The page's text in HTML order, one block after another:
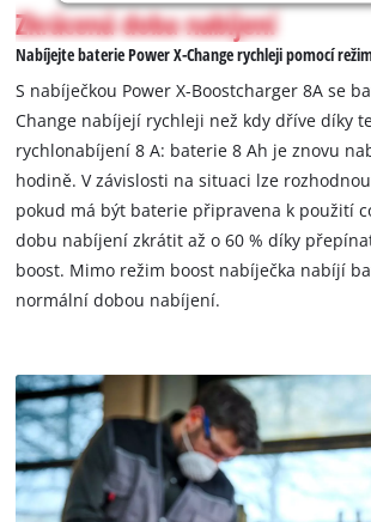
load
due
trackers
that
are
not
disclosed
to
the
visitor.
The
needs
to
setup
the
site
with
Zkrácená doba nabíjení
Nabíjejte baterie Power X-Change rychleji pomocí
S nabíječkou Power X-Boostcharger 8A se
Change nabíjejí rychleji než kdy dříve díky
rychlonabíjení 8 A: baterie 8 Ah je znovu
hodině. V závislosti na situaci lze
pokud má být baterie připravena k použití
dobu nabíjení zkrátit až o 60 % díky
boost. Mimo režim boost nabíječka nabíjí
normální dobou nabíjení.